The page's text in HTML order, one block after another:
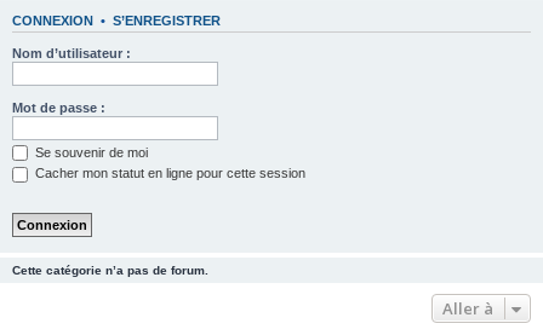
CONNEXION • S’ENREGISTRER
Nom d’utilisateur :
Mot de passe :
Se souvenir de moi
Cacher mon statut en ligne pour cette session
Cette catégorie n’a pas de forum.
Aller à